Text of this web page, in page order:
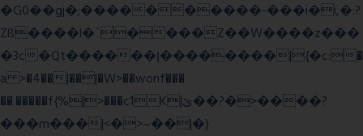
�G0��gj�;����������-���i�i,�:?
Zß����l�`����Z��W����z���
�3c�Qt������ן��������|{�c:�
a >�4��|��|�W>��wonf���
��.�����f{%|>���c1K|ئ��?�>����?
���m���|<�>~��|�}